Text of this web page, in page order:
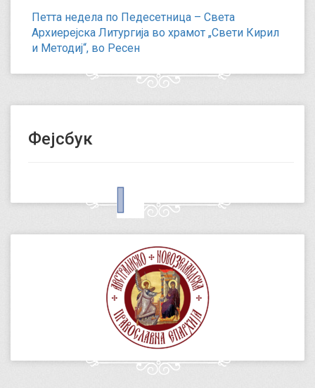
Петта недела по Педесетница – Света
Архиерејска Литургија во храмот „Свети Кирил
и Методиј“, во Ресен
Фејсбук